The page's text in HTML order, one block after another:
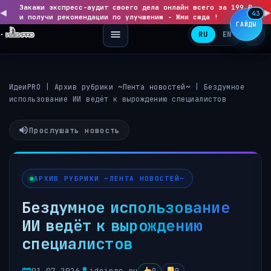
◀
Закажи экспресс-аудит своего дела онлайн всего за 199 ₽
и получи рекомендации по улучшению - Жми сюда !
▶
RU EN
ИдеиPRO Архив рубрики ~Лента новостей~
Бездумное
использование ИИ ведёт к вырождению специалистов
Прослушать новость
АРХИВ РУБРИКИ ~ЛЕНТА НОВОСТЕЙ~
Бездумное использование
ИИ ведёт к вырождению
специалистов
ГАЙДЫ
43